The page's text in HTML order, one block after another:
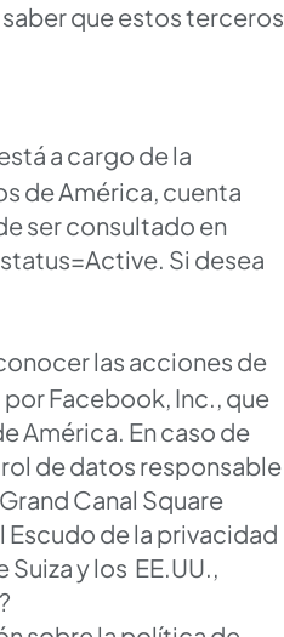
que estos terceros
a cargo de la
de América, cuenta
ser consultado en
Si desea
las acciones de
Facebook, Inc., que
América. En caso de
de datos responsable
Canal Square
Escudo de la privacidad
y los EE.UU.,